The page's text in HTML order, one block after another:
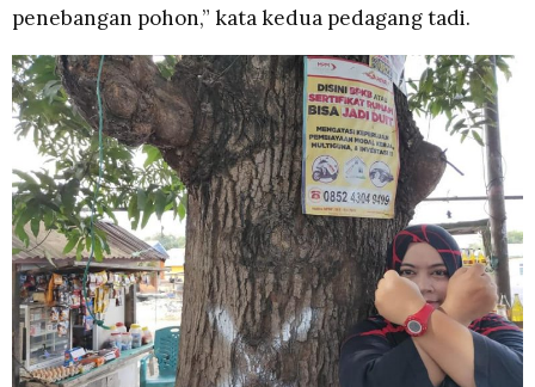
penebangan pohon,” kata kedua pedagang tadi.